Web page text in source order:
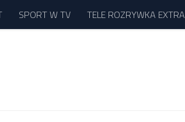
SPORT W TV TELE ROZRYWKA EXTRA